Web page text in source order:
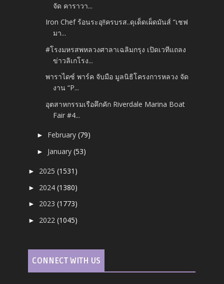
จัด คาราวา...
Iron Chef ร้อนระอุ!!ครบรส..ดุเด็ดเผ็ดมันส์ “เชฟ
มา...
#โรงมหรสพหลวงศาลาเฉลิมกรุง เปิดเวทีแถลง
ข่าวลิเกโรง...
พาราไดซ์ พาร์ค จับมือ มูลนิธิโครงการหลวง จัด
งาน “P...
อุตสาหกรรมเรือคึกคัก Riverdale Marina Boat
Fair #4...
► February(79)
► January(53)
► 2025(1531)
► 2024(1380)
► 2023(1773)
► 2022(1045)
CONNECT WITH US